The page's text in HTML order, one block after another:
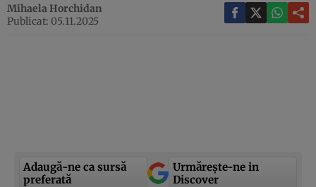
Mihaela Horchidan
Publicat: 05.11.2025
Adaugă-ne ca sursă
preferată
Urmărește-ne in
Discover